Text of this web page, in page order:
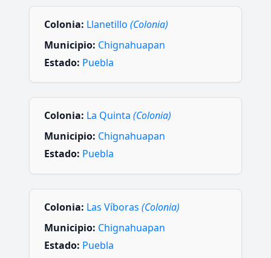
Colonia: Llanetillo (Colonia)
Municipio: Chignahuapan
Estado: Puebla
Colonia: La Quinta (Colonia)
Municipio: Chignahuapan
Estado: Puebla
Colonia: Las Víboras (Colonia)
Municipio: Chignahuapan
Estado: Puebla